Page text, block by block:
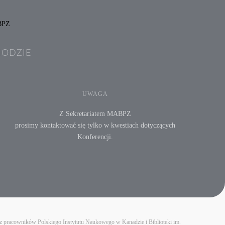
UWAGA
Z Sekretariatem MABPZ
prosimy kontaktować się tylko w kwestiach dotyczących
Konferencji.
Polskiego Instytutu Naukowego w Kanadzie i Biblioteki im.